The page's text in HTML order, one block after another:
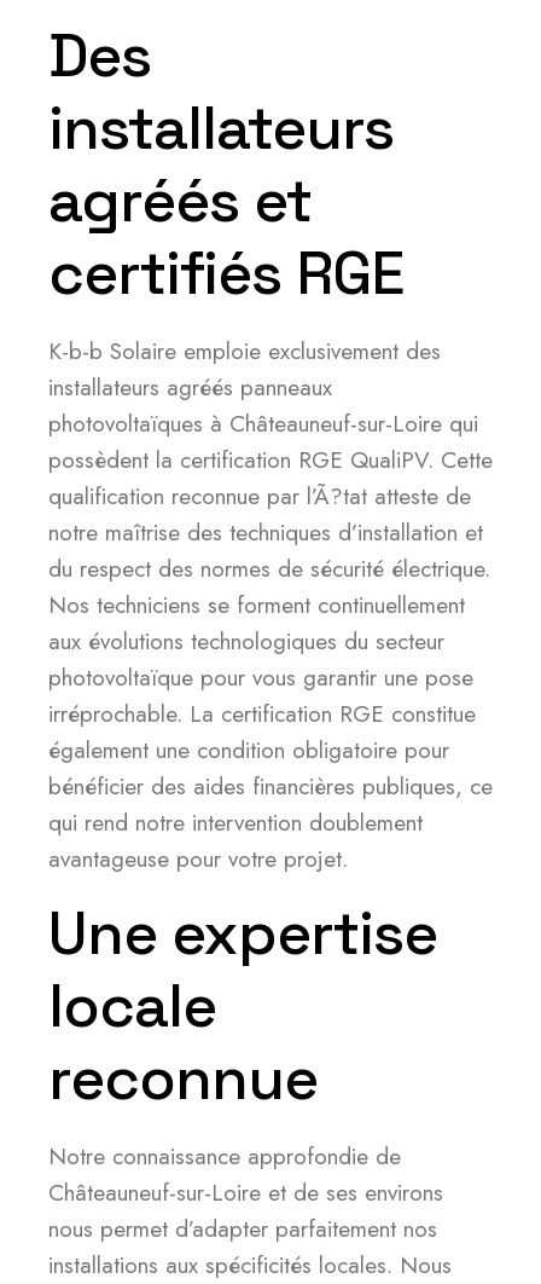
Des
installateurs
agréés et
certifiés RGE
K-b-b Solaire emploie exclusivement des
installateurs agréés panneaux
photovoltaïques à Châteauneuf-sur-Loire qui
possèdent la certification RGE QualiPV. Cette
qualification reconnue par l’Ã?tat atteste de
notre maîtrise des techniques d’installation et
du respect des normes de sécurité électrique.
Nos techniciens se forment continuellement
aux évolutions technologiques du secteur
photovoltaïque pour vous garantir une pose
irréprochable. La certification RGE constitue
également une condition obligatoire pour
bénéficier des aides financières publiques, ce
qui rend notre intervention doublement
avantageuse pour votre projet.
Une expertise
locale
reconnue
Notre connaissance approfondie de
Châteauneuf-sur-Loire et de ses environs
nous permet d’adapter parfaitement nos
installations aux spécificités locales. Nous